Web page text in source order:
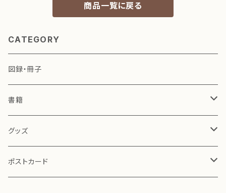
商品一覧に戻る
CATEGORY
図録・冊子
書籍
小林一三 関連
演劇・役者絵 関連
グッズ
文具
ポストカード